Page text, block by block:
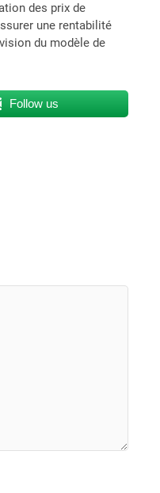
des prix de
une rentabilité
du modèle de
Follow us